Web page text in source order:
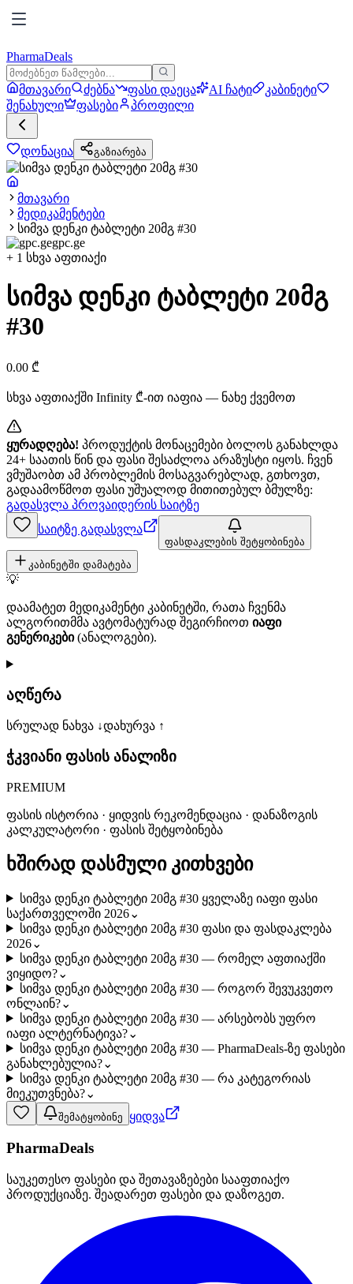
PharmaDeals
მთავარი ძებნა ფასი დაეცა AI ჩატი
კაბინეტი
შენახული
ფასები პროფილი
დონაცია გაზიარება
მთავარი
მედიკამენტები
სიმვა დენკი ტაბლეტი 20მგ #30
gpc.ge
+ 1 სხვა აფთიაქი
სიმვა დენკი ტაბლეტი 20მგ
#30
0.00 ₾
სხვა აფთიაქში Infinity ₾-ით იაფია — ნახე ქვემოთ
ყურადღება! პროდუქტის მონაცემები ბოლოს განახლდა
24+ საათის წინ და ფასი შესაძლოა არაზუსტი იყოს. ჩვენ
ვმუშაობთ ამ პრობლემის მოსაგვარებლად, გთხოვთ,
გადაამოწმოთ ფასი უშუალოდ მითითებულ ბმულზე:
გადასვლა პროვაიდერის საიტზე
საიტზე გადასვლა
ფასდაკლების შეტყობინება
კაბინეტში დამატება
💡
დაამატეთ მედიკამენტი კაბინეტში, რათა ჩვენმა
ალგორითმმა ავტომატურად შეგირჩიოთ იაფი
გენერიკები(ანალოგები).
აღწერა
სრულად ნახვა ↓დახურვა ↑
ჭკვიანი ფასის ანალიზი
PREMIUM
ფასის ისტორია · ყიდვის რეკომენდაცია · დანაზოგის
კალკულატორი · ფასის შეტყობინება
ხშირად დასმული კითხვები
სიმვა დენკი ტაბლეტი 20მგ #30 ყველაზე იაფი ფასი
საქართველოში 2026⌄
სიმვა დენკი ტაბლეტი 20მგ #30 ფასი და ფასდაკლება
2026⌄
სიმვა დენკი ტაბლეტი 20მგ #30 — რომელ აფთიაქში
ვიყიდო?⌄
სიმვა დენკი ტაბლეტი 20მგ #30 — როგორ შევუკვეთო
ონლაინ?⌄
სიმვა დენკი ტაბლეტი 20მგ #30 — არსებობს უფრო
იაფი ალტერნატივა?⌄
სიმვა დენკი ტაბლეტი 20მგ #30 — PharmaDeals-ზე ფასები
განახლებულია?⌄
სიმვა დენკი ტაბლეტი 20მგ #30 — რა კატეგორიას
მიეკუთვნება?⌄
შემატყობინე ყიდვა
PharmaDeals
საუკეთესო ფასები და შეთავაზებები სააფთიაქო
პროდუქციაზე. შეადარეთ ფასები და დაზოგეთ.